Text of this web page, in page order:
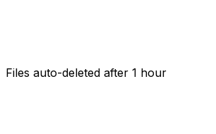
Files auto-deleted after 1 hour